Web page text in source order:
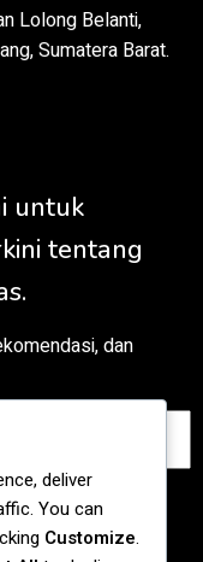
Lolong Belanti,
Sumatera Barat.
untuk
tentang
dan
deliver
You can
Customize.